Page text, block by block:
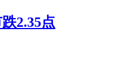
2.35点